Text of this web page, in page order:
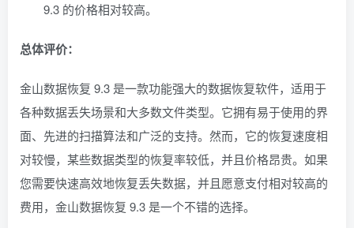
9.3 的价格相对较高。
总体评价：
金山数据恢复 9.3 是一款功能强大的数据恢复软件，适用于
各种数据丢失场景和大多数文件类型。它拥有易于使用的界
面、先进的扫描算法和广泛的支持。然而，它的恢复速度相
对较慢，某些数据类型的恢复率较低，并且价格昂贵。如果
您需要快速高效地恢复丢失数据，并且愿意支付相对较高的
费用，金山数据恢复 9.3 是一个不错的选择。